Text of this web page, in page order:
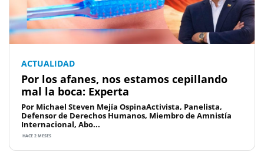
ACTUALIDAD
Por los afanes, nos estamos cepillando
mal la boca: Experta
Por Michael Steven Mejía OspinaActivista, Panelista,
Defensor de Derechos Humanos, Miembro de Amnistía
Internacional, Abo...
HACE 2 MESES